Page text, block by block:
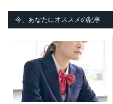
今、あなたにオススメの記事